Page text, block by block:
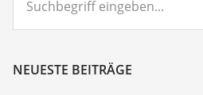
eingeben...
NEUESTE BEITRÄGE